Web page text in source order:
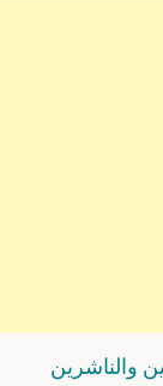
والناشرين